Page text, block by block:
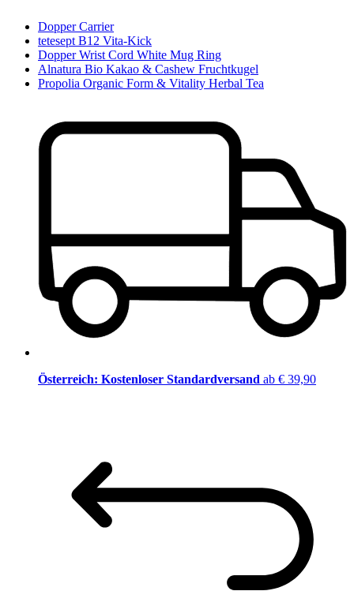
Dopper Carrier
tetesept B12 Vita-Kick
Dopper Wrist Cord White Mug Ring
Alnatura Bio Kakao & Cashew Fruchtkugel
Propolia Organic Form & Vitality Herbal Tea
Österreich: Kostenloser Standardversand ab € 39,90